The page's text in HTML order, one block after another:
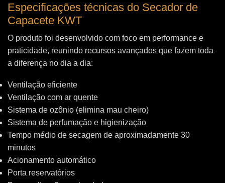
Especificações técnicas do Secador de
Capacete KWT
O produto foi desenvolvido com foco em performance e
praticidade, reunindo recursos avançados que fazem toda
a diferença no dia a dia:
Ventilação eficiente
Ventilação com ar quente
Sistema de ozônio (elimina mau cheiro)
Sistema de perfumação e higienização
Tempo médio de secagem de aproximadamente 30
minutos
Acionamento automático
Porta reservatórios